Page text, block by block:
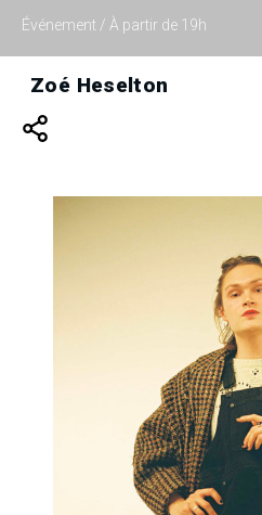
Événement / À partir de 19h
Zoé Heselton